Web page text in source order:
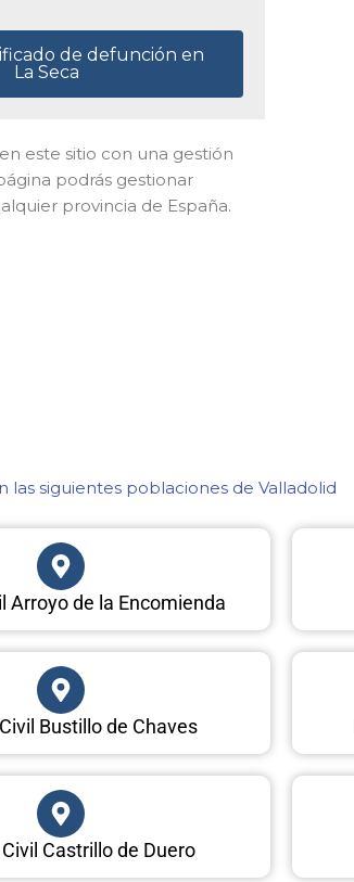
de defunción en
La Seca
este sitio con una gestión
podrás gestionar
provincia de España.
las siguientes poblaciones de Valladolid​
Arroyo de la Encomienda
Bustillo de Chaves
Castrillo de Duero